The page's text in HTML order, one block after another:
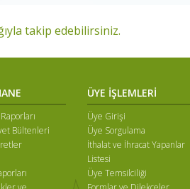
takip edebilirsiniz.
Bültenleri
ÜYE İŞLEMLERİ
Üye Girişi
Üye Sorgulama
İthalat ve İhracat Yapanlar
Listesi
Üye Temsilciliği